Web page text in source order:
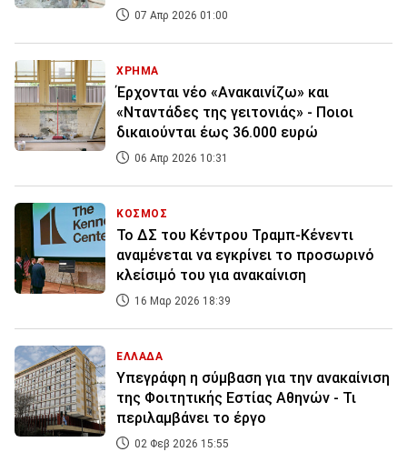
07 Απρ 2026 01:00
ΧΡΗΜΑ
Έρχονται νέο «Ανακαινίζω» και
«Νταντάδες της γειτονιάς» - Ποιοι
δικαιούνται έως 36.000 ευρώ
06 Απρ 2026 10:31
ΚΟΣΜΟΣ
Το ΔΣ του Κέντρου Τραμπ-Κένεντι
αναμένεται να εγκρίνει το προσωρινό
κλείσιμό του για ανακαίνιση
16 Μαρ 2026 18:39
ΕΛΛΑΔΑ
Υπεγράφη η σύμβαση για την ανακαίνιση
της Φοιτητικής Εστίας Αθηνών - Τι
περιλαμβάνει το έργο
02 Φεβ 2026 15:55